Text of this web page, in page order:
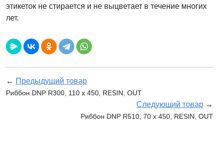
этикеток не стирается и не выцветает в течение многих
лет.
← Предыдущий товар
Риббон DNP R300, 110 х 450, RESIN, OUT
Следующий товар →
Риббон DNP R510, 70 х 450, RESIN, OUT